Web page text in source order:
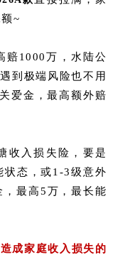
~
赔1000万，水陆公
到极端风险也不用
爱金，最高额外赔
收入损失险，要是
状态，或1-3级意外
最高5万，最长能
成家庭收入损失的